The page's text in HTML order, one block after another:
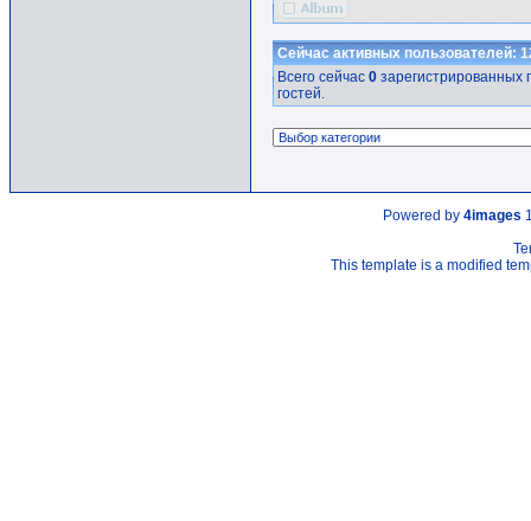
Сейчас активных пользователей:
Всего сейчас 0 зарегистрированных
гостей.
Powered by 4images
This template is a modified